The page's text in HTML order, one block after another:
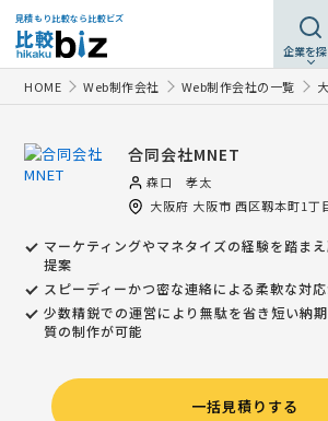
見積もり比較なら比較ビズ
企業を
HOME Web制作会社 Web制作会社の一覧
合同会社MNET
森口 孝太
大阪府 大阪市 西区靱本町1丁
マーケティングやマネタイズの経験を踏ま
提案
スピーディーかつ密な連絡による柔軟な対
少数精鋭での運営により無駄を省き短い納
質の制作が可能
一括見積りする